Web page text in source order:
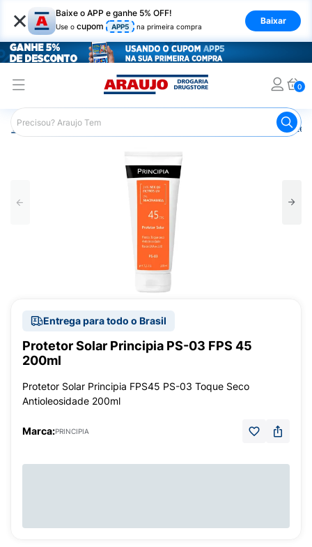
× Baixe o APP e ganhe 5% OFF!
Use o cupom APP5 na primeira compra
Baixar
0
Araujo Dermocosméticos
Entrega para todo o Brasil
Protetor Solar Principia PS-03 FPS 45
200ml
Protetor Solar Principia FPS45 PS-03 Toque Seco
Antioleosidade 200ml
Marca:PRINCIPIA